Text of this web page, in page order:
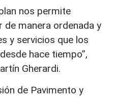
nos permite
manera ordenada y
y servicios que los
hace tiempo”,
Gherardi.
de Pavimento y